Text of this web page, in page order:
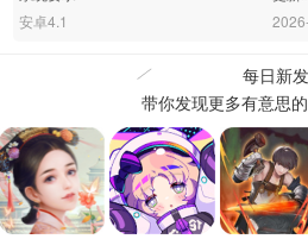
安卓4.1
每日新
带你发现更多有意思